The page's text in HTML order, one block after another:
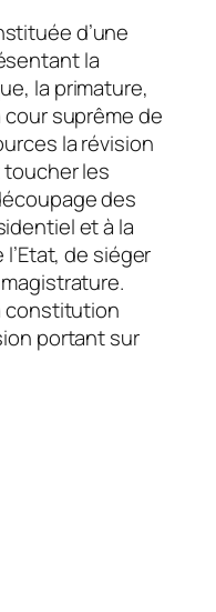
d’une
la
la primature,
cour suprême de
la révision
les
des
et à la
de siéger
constitution
portant sur